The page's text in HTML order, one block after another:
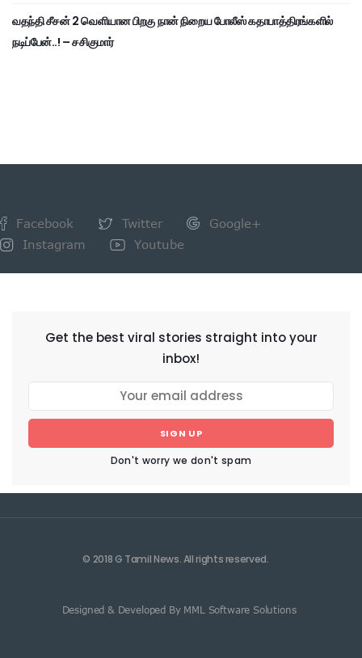
வதந்தி சீசன் 2 வெளியான பிறகு நான் நிறைய போலீஸ் கதாபாத்திரங்களில்
நடிப்பேன்..! – சசிகுமார்
Facebook Twitter
Google+
Instagram
Youtube
Get the best viral stories straight into your
inbox!
SIGN UP
Don't worry we don't spam
© 2018 G Tamil News. All rights reserved.
Designed & Developed By MML Software Solutions